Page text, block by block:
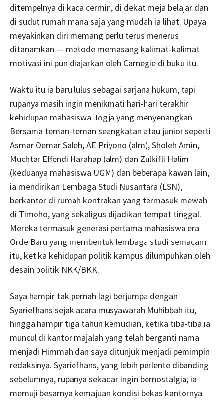
ditempelnya di kaca cermin, di dekat meja belajar dan
di sudut rumah mana saja yang mudah ia lihat. Upaya
meyakinkan diri memang perlu terus menerus
ditanamkan — metode memasang kalimat-kalimat
motivasi ini pun diajarkan oleh Carnegie di buku itu.
Waktu itu ia baru lulus sebagai sarjana hukum, tapi
rupanya masih ingin menikmati hari-hari terakhir
kehidupan mahasiswa Jogja yang menyenangkan.
Bersama teman-teman seangkatan atau junior seperti
Asmar Oemar Saleh, AE Priyono (alm), Sholeh Amin,
Muchtar Effendi Harahap (alm) dan Zulkifli Halim
(keduanya mahasiswa UGM) dan beberapa kawan lain,
ia mendirikan Lembaga Studi Nusantara (LSN),
berkantor di rumah kontrakan yang termasuk mewah
di Timoho, yang sekaligus dijadikan tempat tinggal.
Mereka termasuk generasi pertama mahasiswa era
Orde Baru yang membentuk lembaga studi semacam
itu, ketika kehidupan politik kampus dilumpuhkan oleh
desain politik NKK/BKK.
Saya hampir tak pernah lagi berjumpa dengan
Syariefhans sejak acara musyawarah Muhibbah itu,
hingga hampir tiga tahun kemudian, ketika tiba-tiba ia
muncul di kantor majalah yang telah berganti nama
menjadi Himmah dan saya ditunjuk menjadi pemimpin
redaksinya. Syariefhans, yang lebih perlente dibanding
sebelumnya, rupanya sekadar ingin bernostalgia; ia
memuji besarnya kemajuan kondisi bekas kantornya